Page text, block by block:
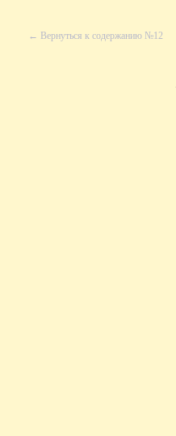
← Вернуться к содержанию №12